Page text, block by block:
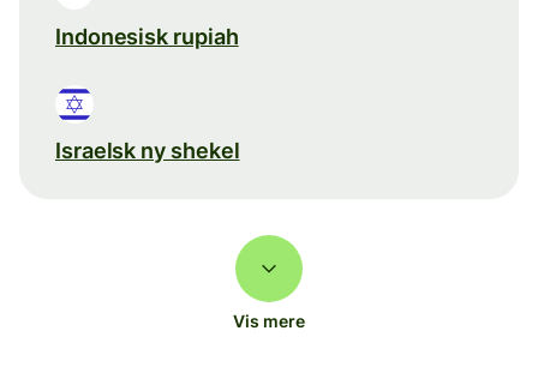
Indonesisk rupiah
Israelsk ny shekel
Vis mere